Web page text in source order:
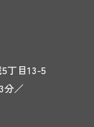
丁目13-5
分／